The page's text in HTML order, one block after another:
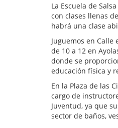
La Escuela de
con clases llenas
habrá una clase
Juguemos en
de 10 a 12 en
donde se
educación física y
En la Plaza de las
cargo de
Juventud, ya que
sector de baños,